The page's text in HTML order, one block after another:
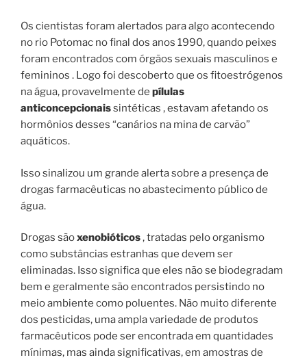
Os cientistas foram alertados para algo acontecendo
no rio Potomac no final dos anos 1990, quando peixes
foram encontrados com órgãos sexuais masculinos e
femininos . Logo foi descoberto que os fitoestrógenos
na água, provavelmente de pílulas
anticoncepcionaissintéticas , estavam afetando os
hormônios desses “canários na mina de carvão”
aquáticos.
Isso sinalizou um grande alerta sobre a presença de
drogas farmacêuticas no abastecimento público de
água.
Drogas sãoxenobióticos, tratadas pelo organismo
como substâncias estranhas que devem ser
eliminadas. Isso significa que eles não se biodegradam
bem e geralmente são encontrados persistindo no
meio ambiente como poluentes. Não muito diferente
dos pesticidas, uma ampla variedade de produtos
farmacêuticos pode ser encontrada em quantidades
mínimas, mas ainda significativas, em amostras de